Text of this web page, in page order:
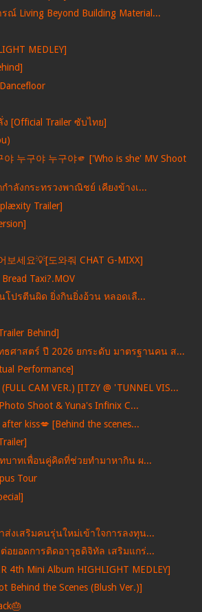
ณ์ Living Beyond Building Material...
MEDLEY]
ง [Official Trailer ซับไทย]
야 누구야 누구야🫵 ['Who is she' MV Shoot
ำลังกระทรวงพาณิชย์ เคียงข้างเ...
Trailer]
보세요💡[도와줘 CHAT G-MIXX]
Taxi?.MOV
โปรตีนผิด ยิ่งกินยิ่งอ้วน หลอดเลื...
Behind]
ธศาสตร์ ปี 2026 ยกระดับ มาตรฐานคน ส...
Performance]
CAM VER.) [ITZY @ 'TUNNEL VIS...
Shoot & Yuna's Infinix C...
kiss💋 [Behind the scenes...
บาทเพื่อนคู่คิดที่ช่วยทำมาหากิน ผ...
Tour
ส่งเสริมคนรุ่นใหม่เข้าใจการลงทุน...
อยอดการติดอาวุธดิจิทัล เสริมแกร่...
4th Mini Album HIGHLIGHT MEDLEY]
Behind the Scenes (Blush Ver.)]